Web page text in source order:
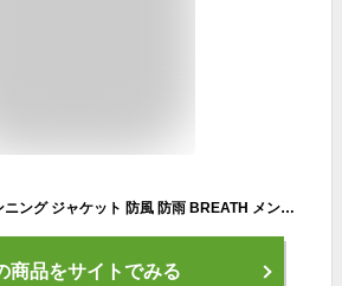
KALENJI カレンジ ランニング ジャケット 防風 防雨 BREATH メンズ | ウェア ランニングウェア ロードラン スポーツウェア 秋 冬 ジム メンズウェア 軽量 速乾 ジョギングウェア ウインドブレーカー ウィンドブレーカー
商品をサイトでみる